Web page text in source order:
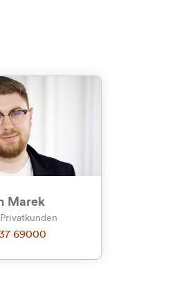
Marek
69000